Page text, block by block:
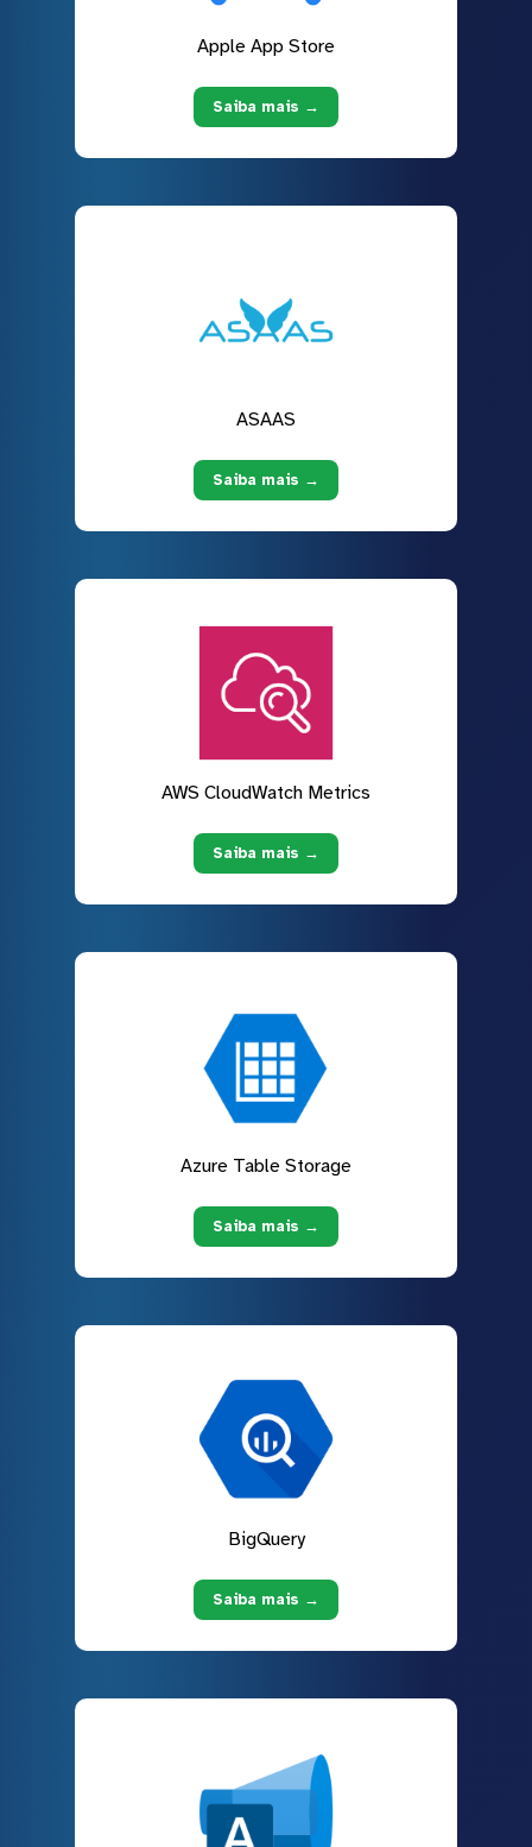
Apple App Store
Saiba mais →
ASAAS
Saiba mais →
AWS CloudWatch Metrics
Saiba mais →
Azure Table Storage
Saiba mais →
BigQuery
Saiba mais →